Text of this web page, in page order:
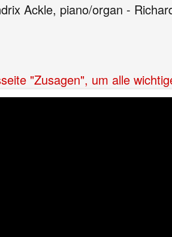
Ackle, piano/organ -
"Zusagen", um alle